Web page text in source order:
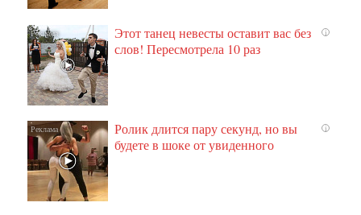
i
Этот танец невесты оставит вас без
слов! Пересмотрела 10 раз
i
Ролик длится пару секунд, но вы
будете в шоке от увиденного